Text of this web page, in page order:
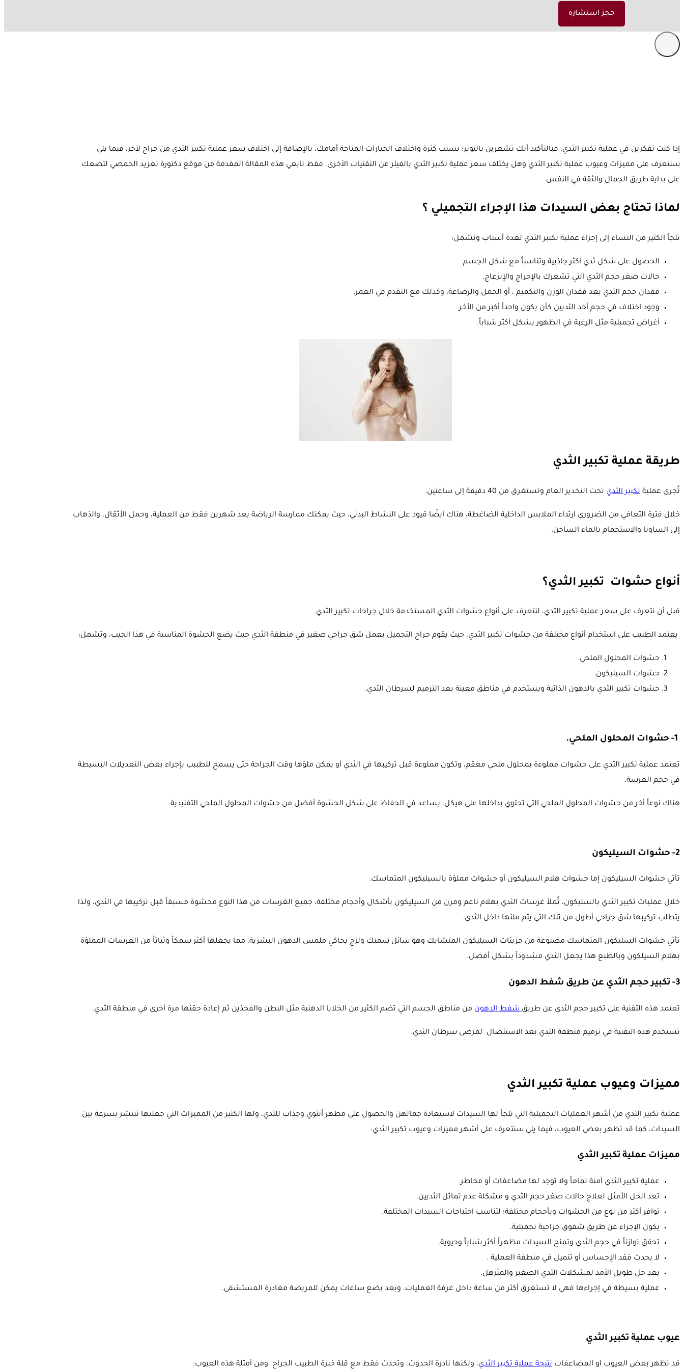
حجز استشاره
إذا كنت تفكرين في عملية تكبير الثدي، فبالتأكيد أنك تشعرين بالتوتر؛ بسبب كثرة واختلاف الخيارات المتاحة أمامك، بالإضافة إلى اختلاف سعر عملية تكبير الثدي من جراح لآخر، فيما يلي
سنتعرف على مميزات وعيوب عملية تكبير الثدي وهل يختلف سعر عملية تكبير الثدي بالفيلر عن التقنيات الأخرى، فقط تابعي هذه المقالة المقدمة من موقع دكتورة تغريد الحمصي لتضعك
على بداية طريق الجمال والثقة في النفس.
لماذا تحتاج بعض السيدات هذا الإجراء التجميلي ؟
تلجأ الكثير من النساء إلى إجراء عملية تكبير الثدي لعدة أسباب وتشمل:
الحصول على شكل ثدي أكثر جاذبية وتناسباً مع شكل الجسم.
حالات صغر حجم الثدي التي تشعرك بالإحراج والإنزعاج.
فقدان حجم الثدي بعد فقدان الوزن والتكميم ، أو الحمل والرضاعة، وكذلك مع التقدم في العمر.
وجود اختلاف في حجم أحد الثديين كأن يكون واحداً أكبر من الأخر.
أغراض تجميلية مثل الرغبة في الظهور بشكل أكثر شباباً.
طريقة عملية تكبير الثدي
تُجرى عملية تكبير الثدي تحت التخدير العام وتستغرق من 40 دقيقة إلى ساعتين.
خلال فترة التعافي من الضروري ارتداء الملابس الداخلية الضاغطة، هناك أيضًا قيود على النشاط البدني، حيث يمكنك ممارسة الرياضة بعد شهرين فقط من العملية، وحمل الأثقال، والذهاب
إلى الساونا والاستحمام بالماء الساخن.
أنواع حشوات تكبير الثدي؟
قبل أن نتعرف على سعر عملية تكبير الثدي، لنتعرف على أنواع حشوات الثدي المستخدمة خلال جراحات تكبير الثدي.
يعتمد الطبيب على استخدام أنواع مختلفة من حشوات تكبير الثدي، حيث يقوم جراح التجميل بعمل شق جراحي صغير في منطقة الثدي حيث يضع الحشوة المناسبة في هذا الجيب، وتشمل:
حشوات المحلول الملحي.
حشوات السيليكون.
حشوات تكبير الثدي بالدهون الذاتية ويستخدم في مناطق معينة بعد الترميم لسرطان الثدي.
تعتمد عملية تكبير الثدي على حشوات مملوءة بمحلول ملحي معقم، وتكون مملوءة قبل تركيبها في الثدي أو يمكن ملؤها وقت الجراحة حتى يسمح للطبيب بإجراء بعض التعديلات البسيطة
في حجم الغرسة.
هناك نوعاً أخر من حشوات المحلول الملحي التي تحتوي بداخلها على هيكل، يساعد في الحفاظ على شكل الحشوة أفضل من حشوات المحلول الملحي التقليدية.
2- حشوات السيليكون
تأتي حشوات السيليكون إما حشوات هلام السيليكون أو حشوات مملؤة بالسيليكون المتماسك.
خلال عمليات تكبير الثدي بالسليكون، تُملأ غرسات الثدي بهلام ناعم ومرن من السيليكون بأشكال وأحجام مختلفة، جميع الغرسات من هذا النوع محشوة مسبقاً قبل تركيبها في الثدي، ولذا
يتطلب تركيبها شق جراحي أطول من تلك التي يتم ملئها داخل الثدي.
تأتي حشوات السليكون المتماسك مصنوعة من جزيئات السيليكون المتشابك وهو سائل سميك ولزج يحاكي ملمس الدهون البشرية، مما يجعلها أكثر سمكاً وثباتاً من الغرسات المملؤة
بهلام السيلكون وبالطبع هذا يجعل الثدي مشدوداً بشكل أفضل.
3- تكبير حجم الثدي عن طريق شفط الدهون
تعتمد هذه التقنية على تكبير حجم الثدي عن طريقشفط الدهون من مناطق الجسم التي تضم الكثير من الخلايا الدهنية مثل البطن والفخذين ثم إعادة حقنها مرة أخرى في منطقة الثدي.
تستخدم هذه التقنية في ترميم منطقة الثدي بعد الاستئصال لمرضى سرطان الثدي.
مميزات وعيوب عملية تكبير الثدي
عملية تكبير الثدي من أشهر العمليات التجميلية التي تلجأ لها السيدات لاستعادة جمالهن والحصول على مظهر أنثوي وجذاب للثدي، ولها الكثير من المميزات التي جعلتها تنتشر بسرعة بين
السيدات، كما قد تظهر بعض العيوب، فيما يلي سنتعرف على أشهر مميزات وعيوب تكبير الثدي:
مميزات عملية تكبير الثدي
عملية تكبير الثدي آمنة تماماً ولا توجد لها مضاعفات أو مخاطر.
تعد الحل الأمثل لعلاج حالات صغر حجم الثدي و مشكلة عدم تماثل الثديين.
توافر أكثر من نوع من الحشوات وبأحجام مختلفة؛ لتناسب احتياجات السيدات المختلفة.
يكون الإجراء عن طريق شقوق جراحية تجميلية.
تحقق توازناً في حجم الثدي وتمنح السيدات مظهراً أكثر شباباً وحيوية.
لا يحدث فقد الإحساس أو تنميل في منطقة العملية .
يعد حل طويل الأمد لمشكلات الثدي الصغير والمترهل.
عملية بسيطة في إجراءها فهي لا تستغرق أكثر من ساعة داخل غرفة العمليات، وبعد بضع ساعات يمكن للمريضة مغادرة المستشفى.
عيوب عملية تكبير الثدي
قد تظهر بعض العيوب او المضاعفات نتيجة عملية تكبير الثدي، ولكنها نادرة الحدوث، وتحدث فقط مع قلة خبرة الطبيب الجراح ومن أمثلة هذه العيوب: